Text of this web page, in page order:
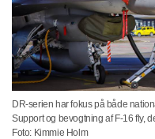
DR-serien har fokus på både
Support og bevogtning af F-16 fly,
Foto: Kimmie Holm